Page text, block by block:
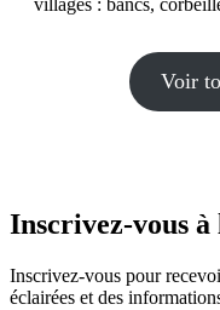
villages : bancs,
Voir
Inscrivez-vous
Inscrivez-vous pour
éclairées et des